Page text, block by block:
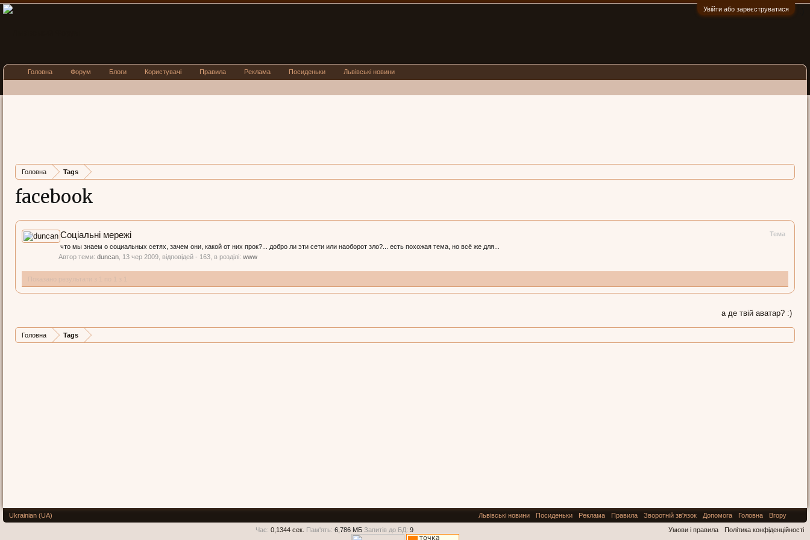
Увійти або зареєструватися
Головна Tags
facebook
Тема
Соціальні мережі
что мы знаем о социальных сетях, зачем они, какой от них прок?... добро ли эти сети или наоборот зло?... есть похожая тема, но всё же для...
Автор теми: duncan 13 чер 2009 , відповідей - 163, в розділі: www
а де твій аватар? :)
Головна Tags
Головна Форум Блоги Користувачі Правила Реклама Посиденьки Львівські новини
Ukrainian (UA) Львівські новини Посиденьки Реклама Правила Зворотній зв'язок Допомога Головна
Вгору
Умови і правила
Політика конфіденційності
Час: 0,1344 сек. Пам'ять: 6,786 МБ Запитів до БД: 9